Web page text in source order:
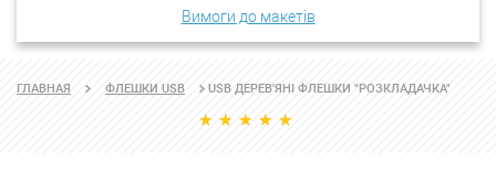
Вимоги до макетів
ГЛАВНАЯ ФЛЕШКИ USB USB ДЕРЕВ'ЯНІ ФЛЕШКИ "РОЗКЛАДАЧКА"